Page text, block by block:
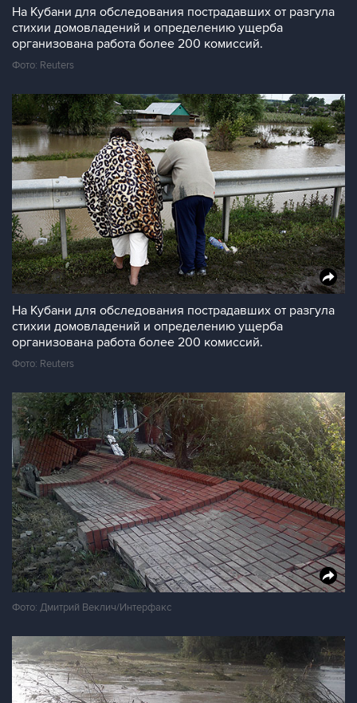
На Кубани для обследования пострадавших от разгула
стихии домовладений и определению ущерба
организована работа более 200 комиссий.
Фото: Reuters
На Кубани для обследования пострадавших от разгула
стихии домовладений и определению ущерба
организована работа более 200 комиссий.
Фото: Reuters
Фото: Дмитрий Веклич/Интерфакс